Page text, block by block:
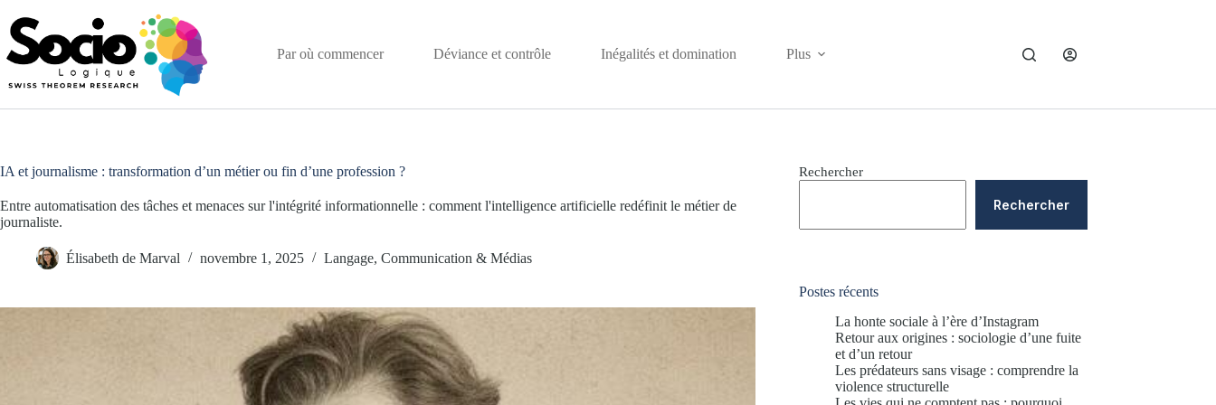
au
contenu
Par où commencer
Déviance et contrôle Inégalités et domination Plus
IA et journalisme : transformation d’un métier ou fin d’une profession ?
Entre automatisation des tâches et menaces sur l'intégrité informationnelle : comment l'intelligence artificielle redéfinit le métier de
journaliste.
Élisabeth de Marval novembre 1, 2025 Langage, Communication & Médias
Rechercher
Rechercher
Postes récents
La honte sociale à l’ère d’Instagram
Retour aux origines : sociologie d’une fuite
et d’un retour
Les prédateurs sans visage : comprendre la
violence structurelle